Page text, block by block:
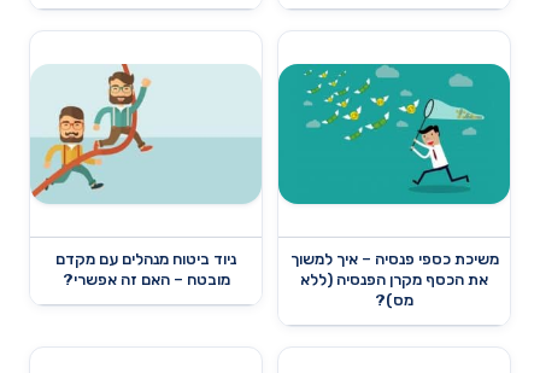
משיכת כספי פנסיה – איך למשוך
את הכסף מקרן הפנסיה (ללא
מס)?
ניוד ביטוח מנהלים עם מקדם
מובטח – האם זה אפשרי?